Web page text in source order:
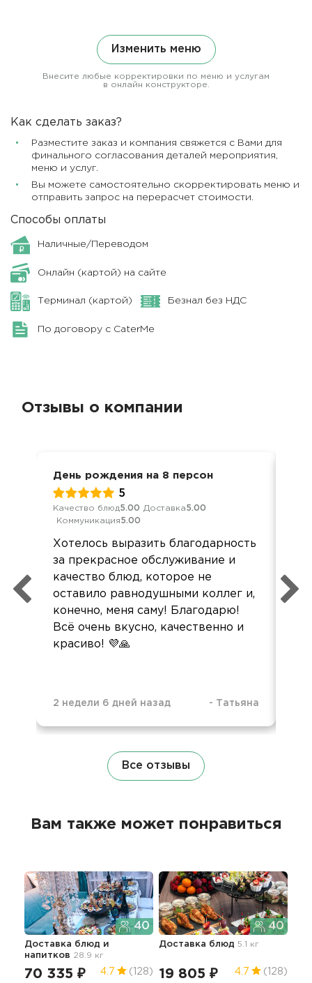
Изменить меню
Внесите любые корректировки по меню и услугам
в онлайн конструкторе.
Как сделать заказ?
Разместите заказ и компания свяжется с Вами для
финального согласования деталей мероприятия,
меню и услуг.
Вы можете самостоятельно скорректировать меню и
отправить запрос на перерасчет стоимости.
Способы оплаты
Наличные/Переводом
Онлайн (картой) на сайте
Терминал (картой) Безнал без НДС
По договору с CaterMe
Отзывы о компании
День рождения на 8 персон
5
Качество блюд5.00 Доставка5.00
Коммуникация5.00
Хотелось выразить благодарность
за прекрасное обслуживание и
качество блюд, которое не
оставило равнодушными коллег и,
конечно, меня саму! Благодарю!
Всё очень вкусно, качественно и
красиво! 💜🙏
2 недели 6 дней назад - Татьяна
Все отзывы
Вам также может понравиться
40
Доставка блюд и
напитков 28.9 кг
70 335 ₽ 4.7 (128)
40
Доставка блюд 5.1 кг
19 805 ₽ 4.7 (128)